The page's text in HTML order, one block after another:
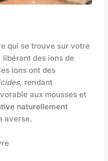
qui se trouve sur votre
des ions de
ions ont des
, rendant
aux mousses et
naturellement
averse.